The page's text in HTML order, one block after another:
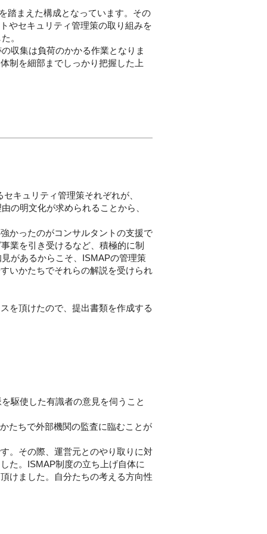
踏まえた構成となっています。その
やセキュリティ管理策の取り組みを
。
収集は負荷のかかる作業となりま
制を細部までしっかり把握した上
キュリティ管理策それぞれが、
の明文化が求められることから、
かったのがコンサルタントの支援で
業を引き受けるなど、積極的に制
があるからこそ、ISMAPの管理策
いかたちでそれらの解説を受けられ
を頂けたので、提出書類を作成する
駆使した有識者の意見を伺うこと
たちで外部機関の監査に臨むことが
。その際、運営元とのやり取りに対
た。ISMAP制度の立ち上げ自体に
けました。自分たちの考える方向性